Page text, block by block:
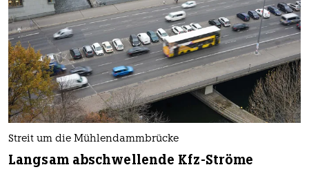
Streit um die Mühlendammbrücke
Langsam abschwellende Kfz-Ströme